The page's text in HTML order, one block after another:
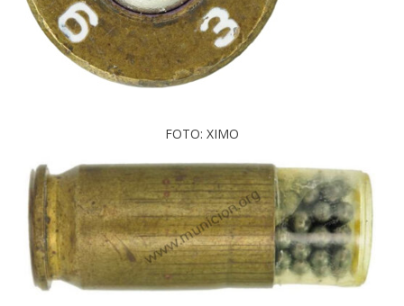
FOTO: XIMO